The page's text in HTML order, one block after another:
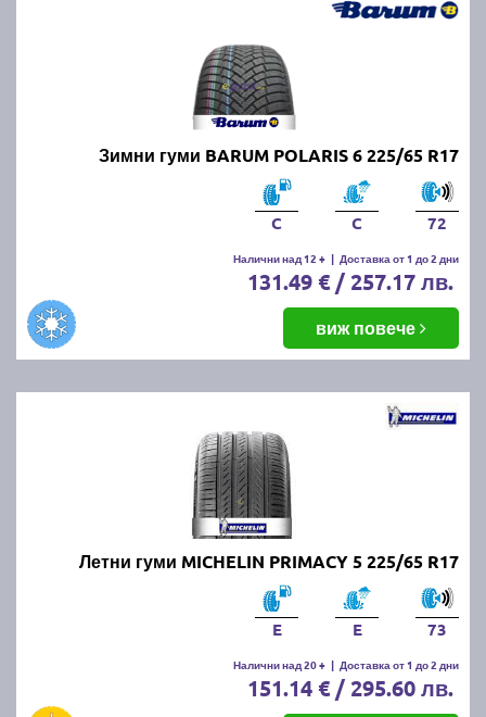
Зимни гуми BARUM POLARIS 6 225/65 R17
C C 72
Налични над 12 + | Доставка от 1 до 2 дни
131.49 € / 257.17 лв.
виж повече
Летни гуми MICHELIN PRIMACY 5 225/65 R17
E E 73
Налични над 20 + | Доставка от 1 до 2 дни
151.14 € / 295.60 лв.